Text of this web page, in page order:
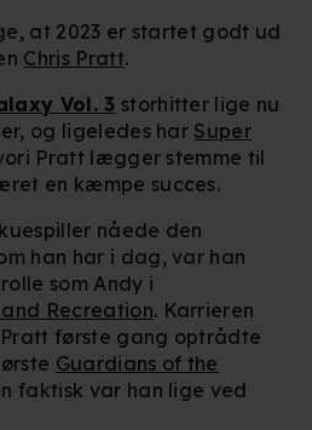
at 2023 er startet godt ud
Chris Pratt.
Vol. 3 storhitter lige nu
og ligeledes har Super
Pratt lægger stemme til
en kæmpe succes.
nåede den
han har i dag, var han
som Andy i
and Recreation. Karrieren
første gang optrådte
Guardians of the
faktisk var han lige ved